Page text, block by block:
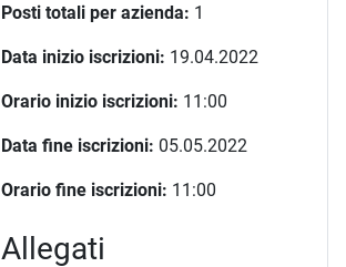
Posti totali per azienda: 1
Data inizio iscrizioni: 19.04.2022
Orario inizio iscrizioni: 11:00
Data fine iscrizioni: 05.05.2022
Orario fine iscrizioni: 11:00
Allegati